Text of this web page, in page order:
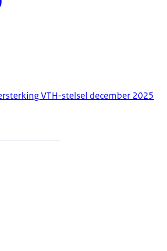
VTH-stelsel december 2025